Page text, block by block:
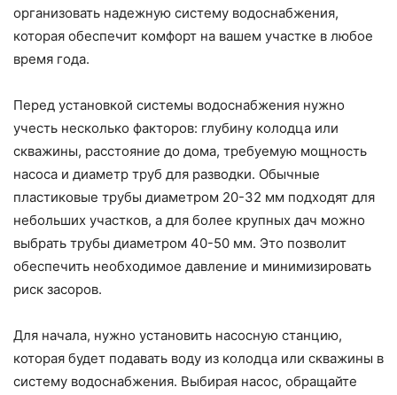
организовать надежную систему водоснабжения,
которая обеспечит комфорт на вашем участке в любое
время года.
Перед установкой системы водоснабжения нужно
учесть несколько факторов: глубину колодца или
скважины, расстояние до дома, требуемую мощность
насоса и диаметр труб для разводки. Обычные
пластиковые трубы диаметром 20-32 мм подходят для
небольших участков, а для более крупных дач можно
выбрать трубы диаметром 40-50 мм. Это позволит
обеспечить необходимое давление и минимизировать
риск засоров.
Для начала, нужно установить насосную станцию,
которая будет подавать воду из колодца или скважины в
систему водоснабжения. Выбирая насос, обращайте